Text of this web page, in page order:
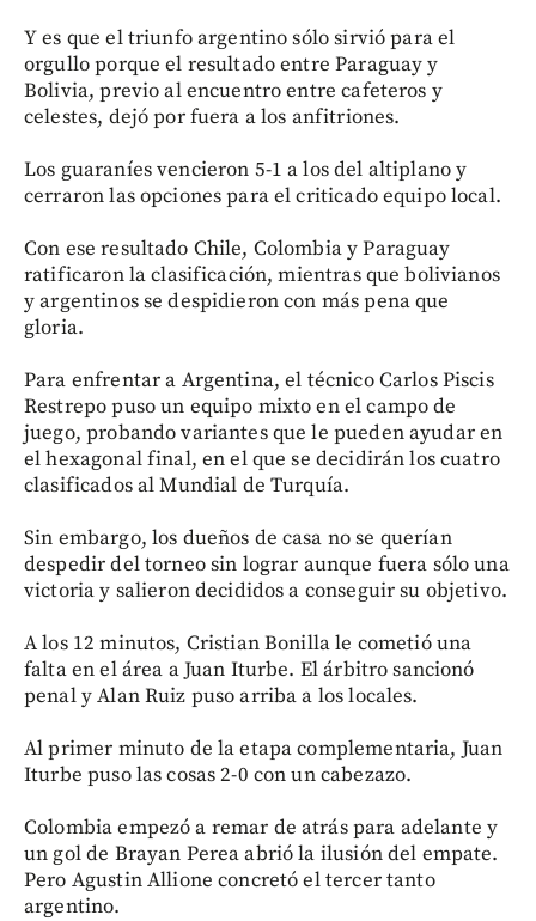
Y es que el triunfo argentino sólo sirvió para el
orgullo porque el resultado entre Paraguay y
Bolivia, previo al encuentro entre cafeteros y
celestes, dejó por fuera a los anfitriones.
Los guaraníes vencieron 5-1 a los del altiplano y
cerraron las opciones para el criticado equipo local.
Con ese resultado Chile, Colombia y Paraguay
ratificaron la clasificación, mientras que bolivianos
y argentinos se despidieron con más pena que
gloria.
Para enfrentar a Argentina, el técnico Carlos Piscis
Restrepo puso un equipo mixto en el campo de
juego, probando variantes que le pueden ayudar en
el hexagonal final, en el que se decidirán los cuatro
clasificados al Mundial de Turquía.
Sin embargo, los dueños de casa no se querían
despedir del torneo sin lograr aunque fuera sólo una
victoria y salieron decididos a conseguir su objetivo.
A los 12 minutos, Cristian Bonilla le cometió una
falta en el área a Juan Iturbe. El árbitro sancionó
penal y Alan Ruiz puso arriba a los locales.
Al primer minuto de la etapa complementaria, Juan
Iturbe puso las cosas 2-0 con un cabezazo.
Colombia empezó a remar de atrás para adelante y
un gol de Brayan Perea abrió la ilusión del empate.
Pero Agustin Allione concretó el tercer tanto
argentino.